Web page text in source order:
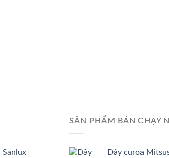
Sanlux
SẢN PHẨM BÁN CHẠY
Dây curoa